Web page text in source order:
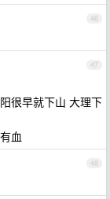
46
47
很早就下山 大理下
血
48